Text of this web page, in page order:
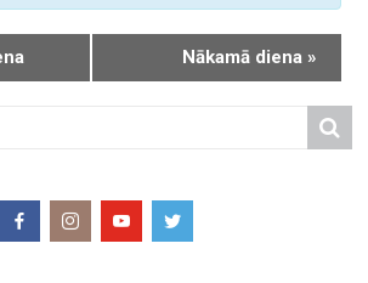
Nākamā diena »